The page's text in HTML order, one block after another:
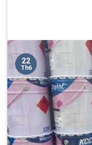
22
Th6